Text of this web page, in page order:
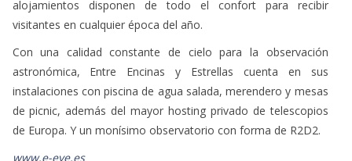
alojamientos disponen de todo el confort para recibir
visitantes en cualquier época del año.
Con una calidad constante de cielo para la observación
astronómica, Entre Encinas y Estrellas cuenta en sus
instalaciones con piscina de agua salada, merendero y mesas
de picnic, además del mayor hosting privado de telescopios
de Europa. Y un monísimo observatorio con forma de R2D2.